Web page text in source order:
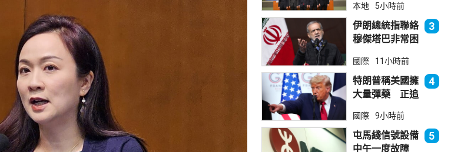
吸引力
本地 5小時前
伊朗總統指聯絡
穆傑塔巴非常困
製造分裂
3
國際 11小時前
特朗普稱美國擁
大量彈藥 正追
者」
4
國際 9小時前
屯馬綫信號設備
中午一度故障
5